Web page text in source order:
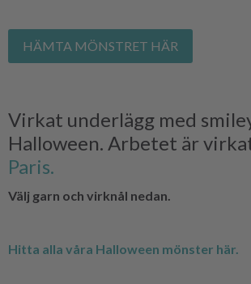
HÄMTA MÖNSTRET HÄR
Virkat underlägg med
Halloween. Arbetet är
Paris.
Välj garn och virknål nedan.
Hitta alla våra Halloween mönster här.